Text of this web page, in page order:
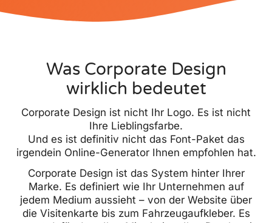
Was Corporate Design
wirklich bedeutet
Corporate Design ist nicht Ihr Logo. Es ist nicht
Ihre Lieblingsfarbe.
Und es ist definitiv nicht das Font-Paket das
irgendein Online-Generator Ihnen empfohlen hat.
Corporate Design ist das System hinter Ihrer
Marke. Es definiert wie Ihr Unternehmen auf
jedem Medium aussieht – von der Website über
die Visitenkarte bis zum Fahrzeugaufkleber. Es